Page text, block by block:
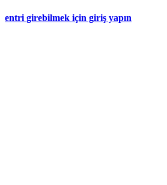
entri girebilmek için giriş yapın